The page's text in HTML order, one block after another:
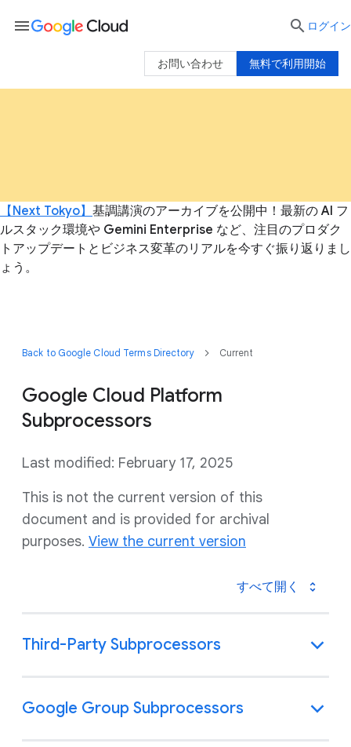
【Next Tokyo】 基調講演のアーカイブを公開中！最新の AI フ
ルスタック環境や Gemini Enterprise など、注目のプロダク
トアップデートとビジネス変革のリアルを今すぐ振り返りまし
ょう。
Back to Google Cloud Terms Directory Current
Google Cloud Platform
Subprocessors
Last modified: February 17, 2025
This is not the current version of this
document and is provided for archival
purposes. View the current version
すべて開く
Third-Party Subprocessors
Google Group Subprocessors
menu  ログイン
無料で利用開始
お問い合わせ